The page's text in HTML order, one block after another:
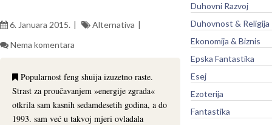
6. Januara 2015.
Alternativa
Nema komentara
Popularnost feng shuija izuzetno raste.
Strast za prouča­vanjem »energije zgrada«
otkrila sam kasnih sedamde­setih godina, a do
1993. sam već u takvoj mjeri ovladala
Duhovni Razvoj
Duhovnost & Religija
Ekonomija & Biznis
Epska Fantastika
Esej
Ezoterija
Fantastika